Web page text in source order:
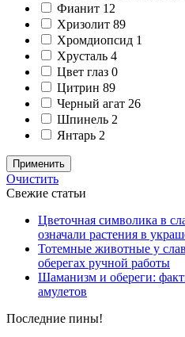
Фианит 12
Хризолит 89
Хромдиопсид 1
Хрусталь 4
Цвет глаз 0
Цитрин 89
Черный агат 26
Шпинель 2
Янтарь 2
Применить
Очистить
Свежие статьи
Цветочная символика в
означали растения в
Тотемные животные у
оберегах ручной работы
Шаманизм и обереги:
амулетов
Последние пины!